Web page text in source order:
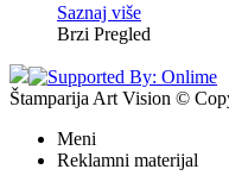
Saznaj više
Brzi Pregled
Štamparija Art Vision ©
Meni
Reklamni materijal